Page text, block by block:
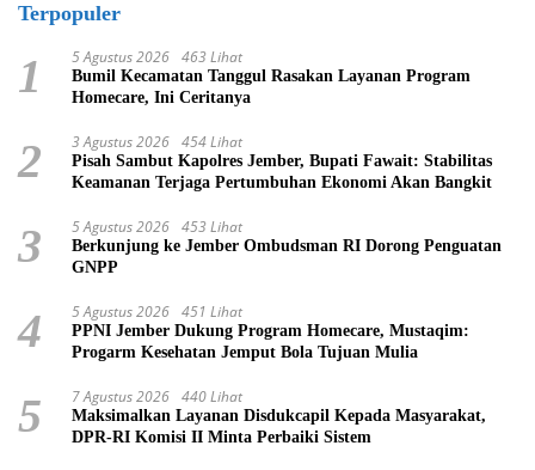
Terpopuler
1 5 Agustus 2026 463 Lihat
Bumil Kecamatan Tanggul Rasakan Layanan Program
Homecare, Ini Ceritanya
2 3 Agustus 2026 454 Lihat
Pisah Sambut Kapolres Jember, Bupati Fawait: Stabilitas
Keamanan Terjaga Pertumbuhan Ekonomi Akan Bangkit
3 5 Agustus 2026 453 Lihat
Berkunjung ke Jember Ombudsman RI Dorong Penguatan
GNPP
4 5 Agustus 2026 451 Lihat
PPNI Jember Dukung Program Homecare, Mustaqim:
Progarm Kesehatan Jemput Bola Tujuan Mulia
5 7 Agustus 2026 440 Lihat
Maksimalkan Layanan Disdukcapil Kepada Masyarakat,
DPR-RI Komisi II Minta Perbaiki Sistem